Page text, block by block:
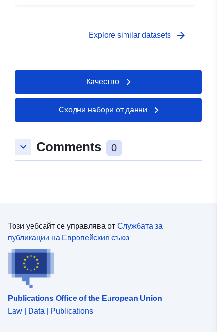
Explore similar datasets arrow_forward
Качество
Сходни набори от данни
keyboard_arrow_down Comments 0
Този уебсайт се управлява от Службата за
публикации на Европейския съюз
Publications Office of the European Union
Law | Data | Publications